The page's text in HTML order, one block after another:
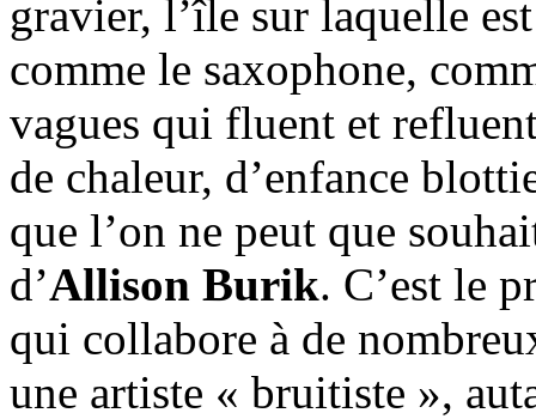
gravier, l’île sur laquelle
comme le saxophone,
vagues qui fluent et
de chaleur, d’enfance
que l’on ne peut que
d’Allison Burik. C’est le
qui collabore à de
une artiste « bruitiste »,